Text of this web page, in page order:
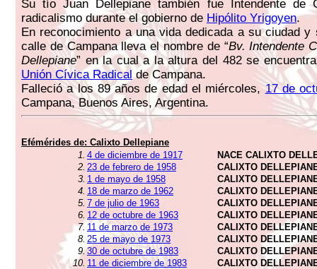
Su tío Juan Dellepiane también fue Intendente de
radicalismo durante el gobierno de Hipólito Yrigoyen.
En reconocimiento a una vida dedicada a su ciudad y
calle de Campana lleva el nombre de “Bv. Intendente
Dellepiane” en la cual a la altura del 482 se
Unión Cívica Radical de Campana.
Falleció a los 89 años de edad el miércoles,17 de
Campana, Buenos Aires, Argentina.
Efémérides de: Calixto Dellepiane
1. 4 de diciembre de 1917
NACE CALIXTO
2. 23 de febrero de 1958
CALIXTO
3. 1 de mayo de 1958
CALIXTO
4. 18 de marzo de 1962
CALIXTO
5. 7 de julio de 1963
CALIXTO
6. 12 de octubre de 1963
CALIXTO
7. 11 de marzo de 1973
CALIXTO
8. 25 de mayo de 1973
CALIXTO
9.30 de octubre de 1983
CALIXTO
10. 11 de diciembre de 1983
CALIXTO